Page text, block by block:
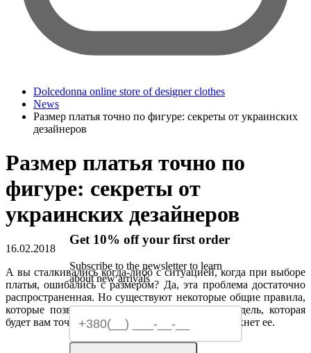
Dolcedonna online store of designer clothes
News
Размер платья точно по фигуре: секреты от украинских
дезайнеров
Размер платья точно по
фигуре: секреты от
украинских дезайнеров
16.02.2018
А вы сталкивались когда-либо с ситуацией, когда при выборе
платья, ошибались с размером? Да, эта проблема достаточно
распространенная. Но существуют некоторые общие правила,
которые позволят ее избежать и подобрать модель, которая
будет вам точно по фигуре и выигрышно подчеркнет ее.
Get 10% off your first order
Subscribe to the newsletter to learn
about new arrivals